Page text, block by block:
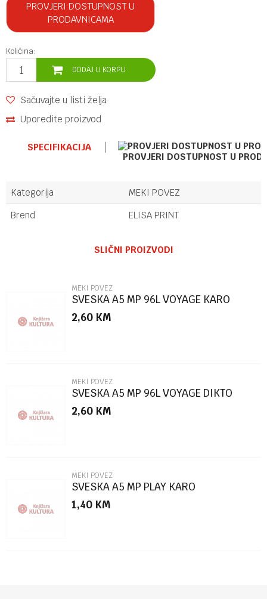
PROVJERI DOSTUPNOST U
PRODAVNICAMA
Količina:
DODAJ U KORPU
Sačuvajte u listi želja
Uporedite proizvod
SPECIFIKACIJA
PROVJERI DOSTUPNOST U
Kategorija
MEKI POVEZ
Brend
ELISA PRINT
Poruka
POŠALJI
SLIČNI PROIZVODI
MEKI POVEZ
SVESKA A5 MP 96L VOYAGE KARO
2,60 KM
MEKI POVEZ
SVESKA A5 MP 96L VOYAGE DIKTO
2,60 KM
MEKI POVEZ
SVESKA A5 MP PLAY KARO
1,40 KM